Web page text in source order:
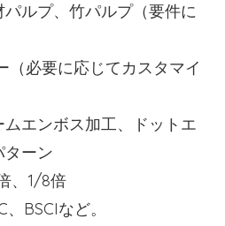
ルプ、竹パルプ（要件に
（必要に応じてカスタマイ
エンボス加工、ドットエ
ターン
、1/8倍
BSCIなど。